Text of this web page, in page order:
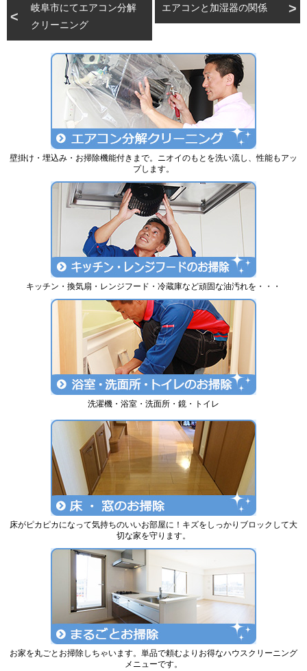
岐阜市にてエアコン分解
クリーニング
エアコンと加湿器の関係
壁掛け・埋込み・お掃除機能付きまで。ニオイのもとを洗い流し、性能もアッ
プします。
キッチン・換気扇・レンジフード・冷蔵庫など頑固な油汚れを・・・
洗濯機・浴室・洗面所・鏡・トイレ
床がピカピカになって気持ちのいいお部屋に！キズをしっかりブロックして大
切な家を守ります。
お家を丸ごとお掃除しちゃいます。単品で頼むよりお得なハウスクリーニング
メニューです。